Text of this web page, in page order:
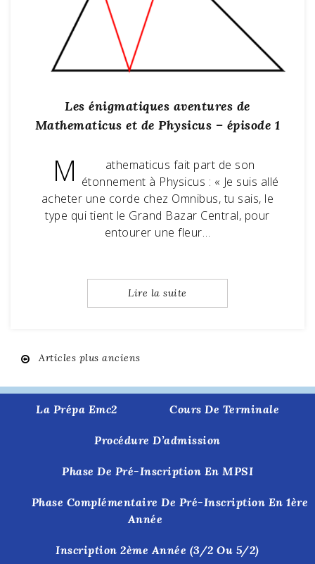
Les énigmatiques aventures de
Mathematicus et de Physicus – épisode 1
M
athematicus fait part de son
étonnement à Physicus : « Je suis allé
acheter une corde chez Omnibus, tu sais, le
type qui tient le Grand Bazar Central, pour
entourer une fleur…
Lire la suite
Navigation
des
articles
Articles plus anciens
La Prépa Emc2 Cours De Terminale
Procédure D’admission
Phase De Pré-Inscription En MPSI
Phase Complémentaire De Pré-Inscription En 1ère
Année
Inscription 2ème Année (3/2 Ou 5/2)